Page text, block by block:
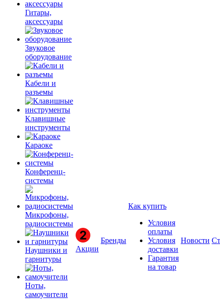
Гитары,
аксессуары
Звуковое
оборудование
Кабели и
разъемы
Клавишные
инструменты
Караоке
Конференц-
системы
Микрофоны,
радиосистемы
Наушники и
гарнитуры
Ноты,
самоучители
Акции
Бренды
Как купить
Условия
оплаты
Условия
доставки
Гарантия
на товар
Новости